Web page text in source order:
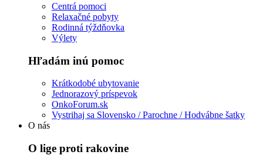
Centrá pomoci
Relaxačné pobyty
Rodinná týždňovka
Výlety
Hľadám inú pomoc
Krátkodobé ubytovanie
Jednorazový príspevok
OnkoForum.sk
Vystrihaj sa Slovensko / Parochne / Hodvábne šatky
O nás
O lige proti rakovine